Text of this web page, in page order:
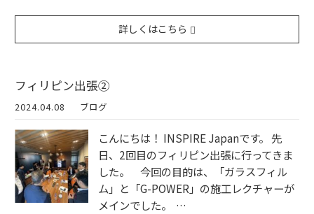
詳しくはこちら
フィリピン出張②
2024.04.08 ブログ
こんにちは！ INSPIRE Japanです。 先
日、2回目のフィリピン出張に行ってきま
した。 今回の目的は、「ガラスフィル
ム」と「G-POWER」の施工レクチャーが
メインでした。 …